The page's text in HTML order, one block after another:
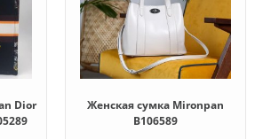
Dior
Женская сумка Mironpan
B106589